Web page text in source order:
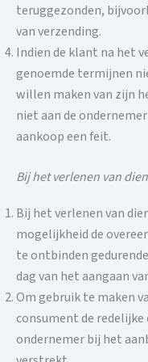
teruggezonden,
van verzending.
Indien de klant na het
genoemde termijnen
willen maken van zijn
niet aan de
aankoop een feit.
Bij het verlenen van
Bij het verlenen van
mogelijkheid de
te ontbinden
dag van het aangaan
Om gebruik te maken
consument de
ondernemer bij het